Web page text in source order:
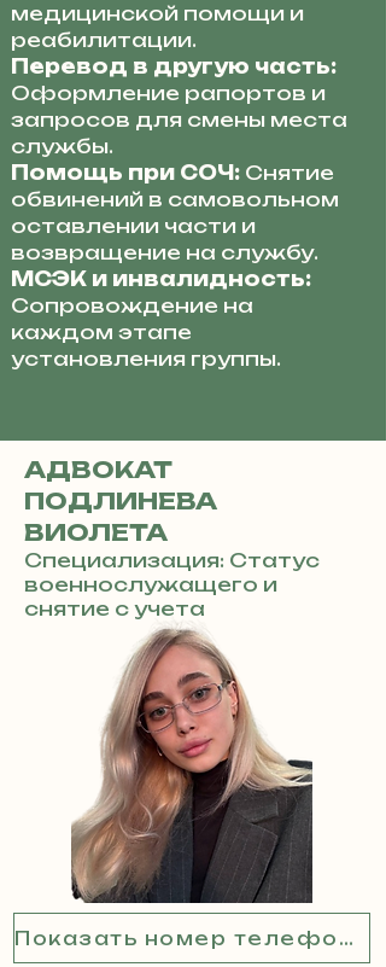
медицинской помощи и
реабилитации.
Перевод в другую часть:
Оформление рапортов и
запросов для смены места
службы.
Помощь при СОЧ: Снятие
обвинений в самовольном
оставлении части и
возвращение на службу.
МСЭК и инвалидность:
Сопровождение на
каждом этапе
установления группы.
АДВОКАТ
ПОДЛИНЕВА
ВИОЛЕТА
Специализация: Статус
военнослужащего и
снятие с учета
Показать номер телефона